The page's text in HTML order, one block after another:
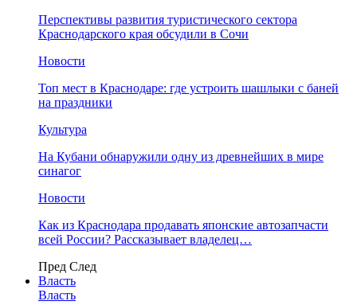
Перспективы развития туристического сектора
Краснодарского края обсудили в Сочи
Новости
Топ мест в Краснодаре: где устроить шашлыки с баней
на праздники
Культура
На Кубани обнаружили одну из древнейших в мире
синагог
Новости
Как из Краснодара продавать японские автозапчасти
всей России? Рассказывает владелец…
Пред След
Власть
Власть